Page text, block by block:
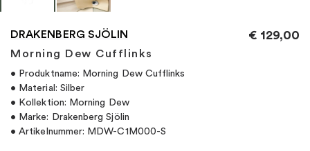
DRAKENBERG SJÖLIN
Morning Dew Cufflinks
€ 129,00
• Produktname: Morning Dew Cufflinks
• Material: Silber
• Kollektion: Morning Dew
• Marke: Drakenberg Sjölin
• Artikelnummer: MDW-C1M000-S